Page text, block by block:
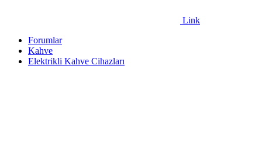
Link
Forumlar
Kahve
Elektrikli Kahve Cihazları